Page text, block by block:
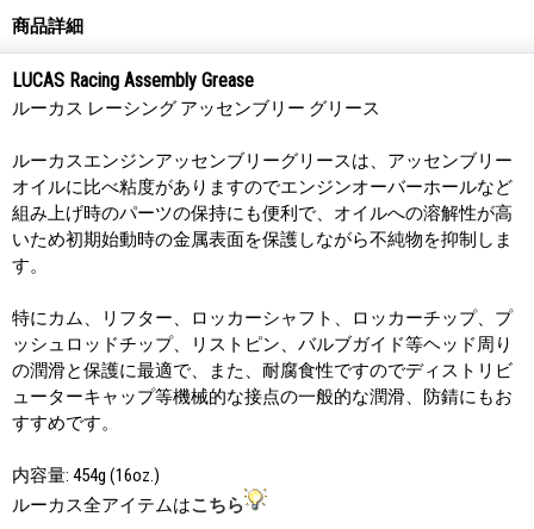
商品詳細
LUCAS Racing Assembly Grease
ルーカス レーシング アッセンブリー グリース
ルーカスエンジンアッセンブリーグリースは、アッセンブリー
オイルに比べ粘度がありますのでエンジンオーバーホールなど
組み上げ時のパーツの保持にも便利で、オイルへの溶解性が高
いため初期始動時の金属表面を保護しながら不純物を抑制しま
す。
特にカム、リフター、ロッカーシャフト、ロッカーチップ、プ
ッシュロッドチップ、リストピン、バルブガイド等ヘッド周り
の潤滑と保護に最適で、また、耐腐食性ですのでディストリビ
ューターキャップ等機械的な接点の一般的な潤滑、防錆にもお
すすめです。
内容量: 454g (16oz.)
ルーカス全アイテムはこちら